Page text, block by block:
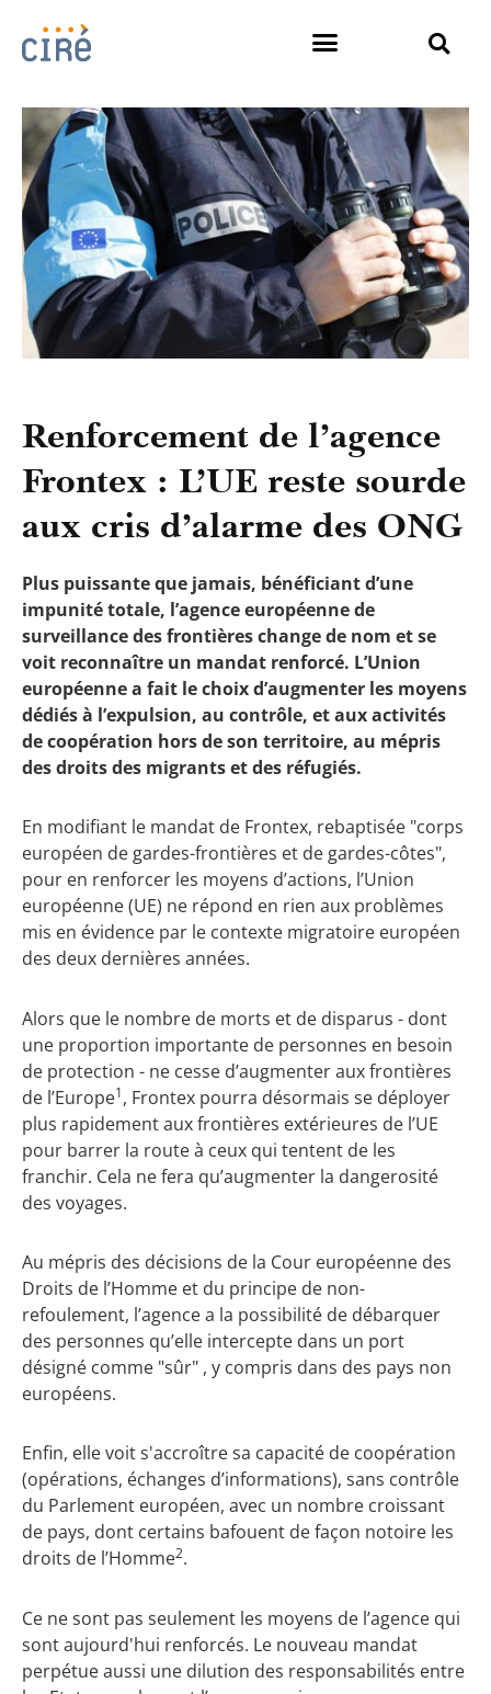
Renforcement de l’agence
Frontex : L’UE reste sourde
aux cris d’alarme des ONG
Plus puissante que jamais, bénéficiant d’une
impunité totale, l’agence européenne de
surveillance des frontières change de nom et se
voit reconnaître un mandat renforcé. L’Union
européenne a fait le choix d’augmenter les moyens
dédiés à l’expulsion, au contrôle, et aux activités
de coopération hors de son territoire, au mépris
des droits des migrants et des réfugiés.
En modifiant le mandat de Frontex, rebaptisée "corps
européen de gardes-frontières et de gardes-côtes",
pour en renforcer les moyens d’actions, l’Union
européenne (UE) ne répond en rien aux problèmes
mis en évidence par le contexte migratoire européen
des deux dernières années.
Alors que le nombre de morts et de disparus - dont
une proportion importante de personnes en besoin
de protection - ne cesse d’augmenter aux frontières
de l’Europe1, Frontex pourra désormais se déployer
plus rapidement aux frontières extérieures de l’UE
pour barrer la route à ceux qui tentent de les
franchir. Cela ne fera qu’augmenter la dangerosité
des voyages.
Au mépris des décisions de la Cour européenne des
Droits de l’Homme et du principe de non-
refoulement, l’agence a la possibilité de débarquer
des personnes qu’elle intercepte dans un port
désigné comme "sûr" , y compris dans des pays non
européens.
Enfin, elle voit s'accroître sa capacité de coopération
(opérations, échanges d’informations), sans contrôle
du Parlement européen, avec un nombre croissant
de pays, dont certains bafouent de façon notoire les
droits de l’Homme2.
Ce ne sont pas seulement les moyens de l’agence qui
sont aujourd'hui renforcés. Le nouveau mandat
perpétue aussi une dilution des responsabilités entre